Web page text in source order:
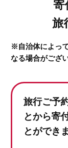
寄
旅
※自治体によっ
なる場合がござ
旅行ご予
とから寄
とができ